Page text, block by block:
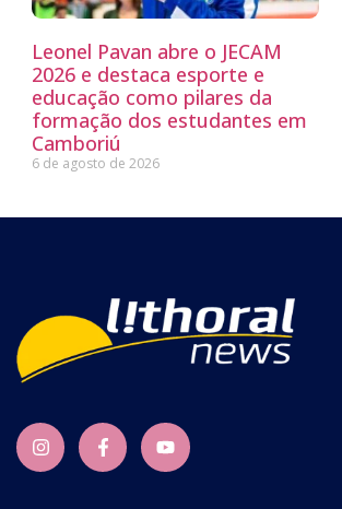
Leonel Pavan abre o JECAM
2026 e destaca esporte e
educação como pilares da
formação dos estudantes em
Camboriú
6 de agosto de 2026